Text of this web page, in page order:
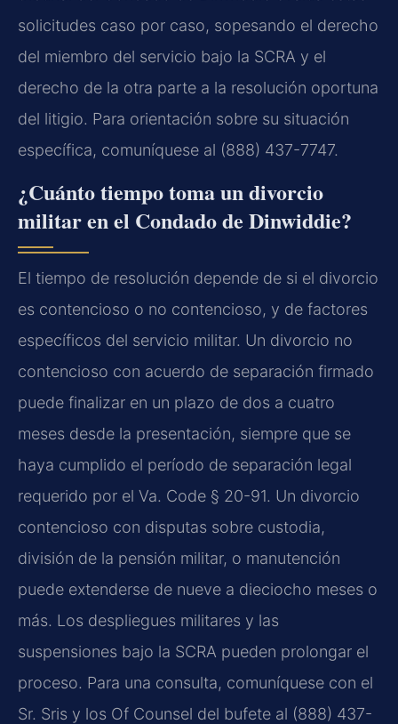
solicitudes caso por caso, sopesando el derecho
del miembro del servicio bajo la SCRA y el
derecho de la otra parte a la resolución oportuna
del litigio. Para orientación sobre su situación
específica, comuníquese al (888) 437-7747.
¿Cuánto tiempo toma un divorcio
militar en el Condado de Dinwiddie?
El tiempo de resolución depende de si el divorcio
es contencioso o no contencioso, y de factores
específicos del servicio militar. Un divorcio no
contencioso con acuerdo de separación firmado
puede finalizar en un plazo de dos a cuatro
meses desde la presentación, siempre que se
haya cumplido el período de separación legal
requerido por el Va. Code § 20-91. Un divorcio
contencioso con disputas sobre custodia,
división de la pensión militar, o manutención
puede extenderse de nueve a dieciocho meses o
más. Los despliegues militares y las
suspensiones bajo la SCRA pueden prolongar el
proceso. Para una consulta, comuníquese con el
Sr. Sris y los Of Counsel del bufete al (888) 437-